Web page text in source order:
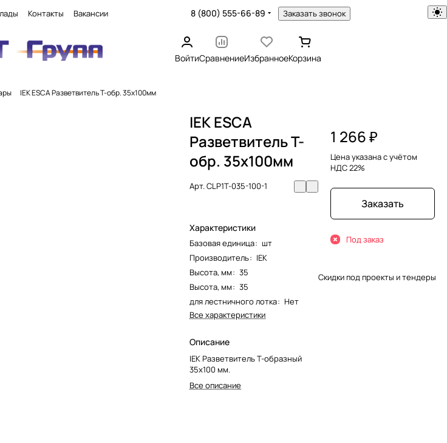
Контакты Вакансии 8 (800) 555-66-89 Заказать звонок
ВойтиСравнениеИзбранноеКорзина
IEK ESCA Разветвитель Т-обр. 35х100мм
IEK ESCA
Разветвитель Т-
обр. 35х100мм
Арт.CLP1T-035-100-1
Характеристики
Базовая единица: шт
Производитель: IEK
Высота, мм: 35
Высота, мм: 35
для лестничного лотка: Нет
Все характеристики
Описание
IEK Разветвитель Т-образный
35х100 мм.
Все описание
1 266 ₽
Цена указана с учётом
НДС 22%
Заказать
Под заказ
Скидки под проекты и тендеры